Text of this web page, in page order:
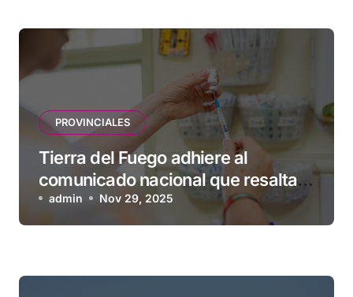
PROVINCIALES
Tierra del Fuego adhiere al
comunicado nacional que resalta
la seguridad y eficacia de las
vacunas
admin Nov 29, 2025